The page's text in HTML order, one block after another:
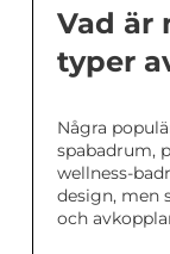
Vad är
typer
Några
spabadrum,
wellness-
design, men
och